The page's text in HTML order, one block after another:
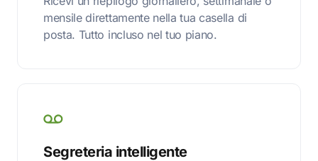
mensile direttamente nella tua casella di
posta. Tutto incluso nel tuo piano.
Segreteria intelligente